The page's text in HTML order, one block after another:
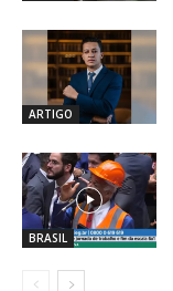
ARTIGO
BRASIL